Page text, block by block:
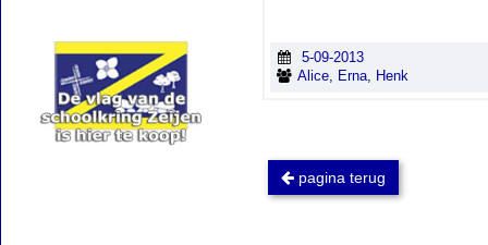
5-09-2013
Alice, Erna, Henk
pagina terug